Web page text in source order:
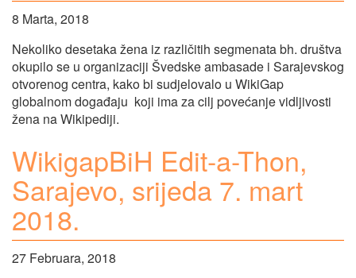
8 Marta, 2018
Nekoliko desetaka žena iz različitih segmenata bh. društva
okupilo se u organizaciji Švedske ambasade i Sarajevskog
otvorenog centra, kako bi sudjelovalo u WikiGap
globalnom događaju koji ima za cilj povećanje vidljivosti
žena na Wikipediji.
WikigapBiH Edit-a-Thon,
Sarajevo, srijeda 7. mart
2018.
27 Februara, 2018